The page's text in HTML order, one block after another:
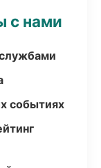
с нами
событиях